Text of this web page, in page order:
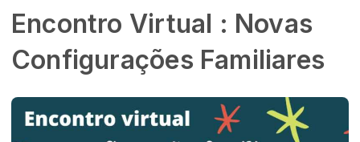
Encontro Virtual : Novas
Configurações Familiares